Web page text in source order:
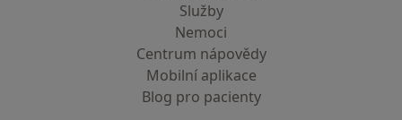
Služby
Nemoci
Centrum nápovědy
Mobilní aplikace
Blog pro pacienty